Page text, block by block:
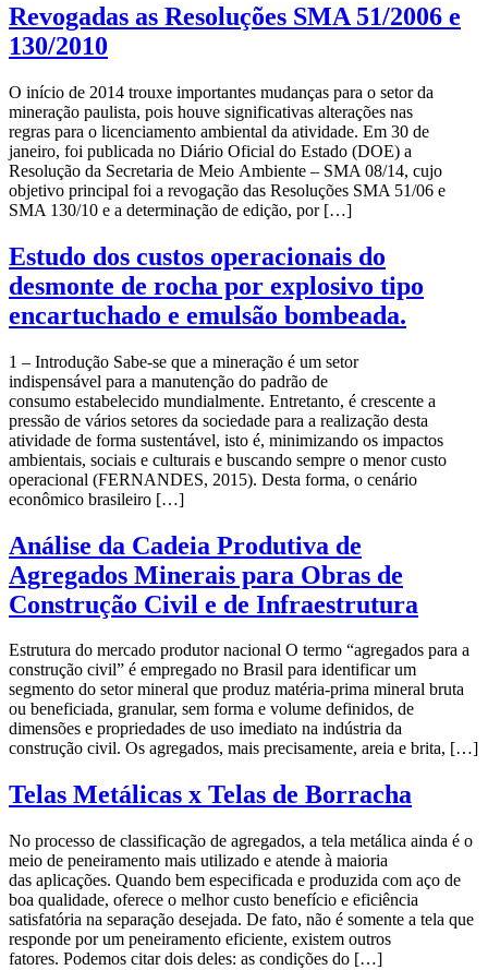
Revogadas as Resoluções SMA 51/2006 e
130/2010
O início de 2014 trouxe importantes mudanças para o setor da
mineração paulista, pois houve significativas alterações nas
regras para o licenciamento ambiental da atividade. Em 30 de
janeiro, foi publicada no Diário Oficial do Estado (DOE) a
Resolução da Secretaria de Meio Ambiente – SMA 08/14, cujo
objetivo principal foi a revogação das Resoluções SMA 51/06 e
SMA 130/10 e a determinação de edição, por […]
Estudo dos custos operacionais do
desmonte de rocha por explosivo tipo
encartuchado e emulsão bombeada.
1 – Introdução Sabe-se que a mineração é um setor
indispensável para a manutenção do padrão de
consumo estabelecido mundialmente. Entretanto, é crescente a
pressão de vários setores da sociedade para a realização desta
atividade de forma sustentável, isto é, minimizando os impactos
ambientais, sociais e culturais e buscando sempre o menor custo
operacional (FERNANDES, 2015). Desta forma, o cenário
econômico brasileiro […]
Análise da Cadeia Produtiva de
Agregados Minerais para Obras de
Construção Civil e de Infraestrutura
Estrutura do mercado produtor nacional O termo “agregados para a
construção civil” é empregado no Brasil para identificar um
segmento do setor mineral que produz matéria-prima mineral bruta
ou beneficiada, granular, sem forma e volume definidos, de
dimensões e propriedades de uso imediato na indústria da
construção civil. Os agregados, mais precisamente, areia e brita, […]
Telas Metálicas x Telas de Borracha
No processo de classificação de agregados, a tela metálica ainda é o
meio de peneiramento mais utilizado e atende à maioria
das aplicações. Quando bem especificada e produzida com aço de
boa qualidade, oferece o melhor custo benefício e eficiência
satisfatória na separação desejada. De fato, não é somente a tela que
responde por um peneiramento eficiente, existem outros
fatores. Podemos citar dois deles: as condições do […]